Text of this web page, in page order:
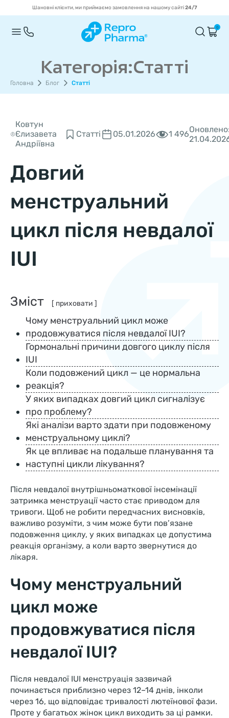
Шановні клієнти, ми приймаємо замовлення на нашому сайті24/7
0
Головна Блог Статті
Категорія:Статті
Ковтун
Єлизавета
Андріївна
Статті 05.01.2026 1 496
Довгий
менструальний
цикл після невдалої
IUI
Зміст [ приховати ]
Чому менструальний цикл може
продовжуватися після невдалої IUI?
Гормональні причини довгого циклу після
IUI
Коли подовжений цикл — це нормальна
реакція?
У яких випадках довгий цикл сигналізує
про проблему?
Які аналізи варто здати при подовженому
менструальному циклі?
Як це впливає на подальше планування та
наступні цикли лікування?
Після невдалої внутрішньоматкової інсемінації
затримка менструації часто стає приводом для
тривоги. Щоб не робити передчасних висновків,
важливо розуміти, з чим може бути пов’язане
подовження циклу, у яких випадках це допустима
реакція організму, а коли варто звернутися до
лікаря.
Чому менструальний
цикл може
продовжуватися після
невдалої IUI?
Після невдалої IUІ менструація зазвичай
починається приблизно через 12–14 днів, інколи
через 16, що відповідає тривалості лютеїнової фази.
Проте у багатьох жінок цикл виходить за ці рамки.